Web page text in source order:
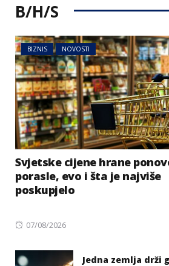
B/H/S
BIZNIS NOVOSTI
Svjetske cijene hrane
porasle, evo i šta je najviše
poskupjelo
Posted
07/08/2026
Jedna zemlja drži